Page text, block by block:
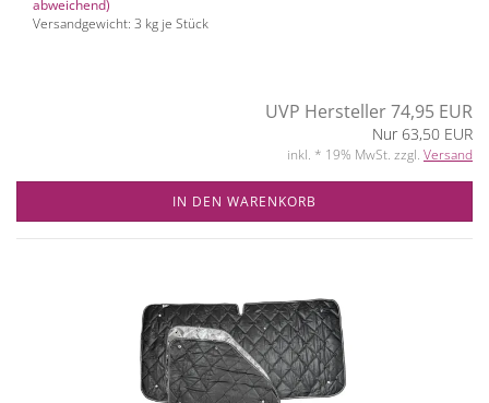
abweichend)
Versandgewicht: 3 kg je Stück
UVP Hersteller 74,95 EUR
Nur 63,50 EUR
inkl. * 19% MwSt. zzgl. Versand
IN DEN WARENKORB